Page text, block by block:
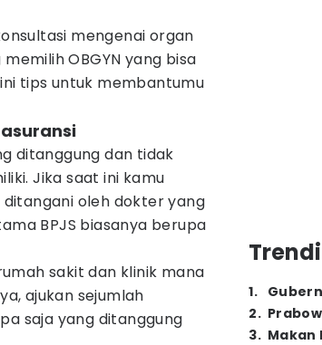
mengenai organ
OBGYN yang bisa
tips untuk membantumu
ditanggung dan tidak
Jika saat ini kamu
ditangani oleh dokter yang
BPJS biasanya berupa
sakit dan klinik mana
ajukan sejumlah
saja yang ditanggung
1.
2.
3. Makan